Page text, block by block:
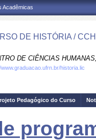
Acadêmicas
DE HISTÓRIA /
DE CIÊNCIAS
historia.lic
Pedagógico do Curso